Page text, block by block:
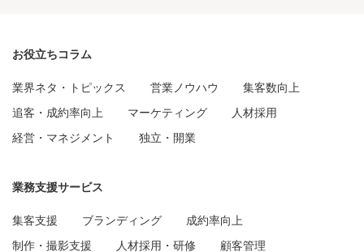
お役立ちコラム
業界ネタ・トピックス 営業ノウハウ
集客数向上
追客・成約率向上
マーケティング
人材採用
経営・マネジメント
独立・開業
業務支援サービス
集客支援 ブランディング
成約率向上
制作・撮影支援
人材採用・研修
顧客管理